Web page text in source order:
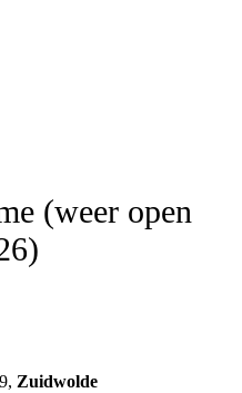
(weer open
Zuidwolde